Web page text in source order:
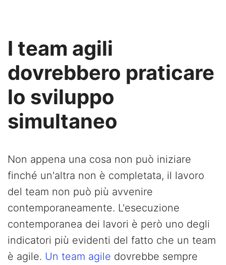
I team agili
dovrebbero praticare
lo sviluppo
simultaneo
Non appena una cosa non può iniziare
finché un'altra non è completata, il lavoro
del team non può più avvenire
contemporaneamente. L'esecuzione
contemporanea dei lavori è però uno degli
indicatori più evidenti del fatto che un team
è agile. Un team agile dovrebbe sempre